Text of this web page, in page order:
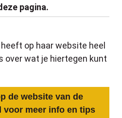
pagina.
op haar website heel
over wat je hiertegen kunt
de website van de
voor meer info en tips